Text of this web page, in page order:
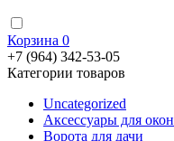
Корзина 0
+7 (964) 342-53-05
Категории товаров
Uncategorized
Аксессуары для окон
Ворота для дачи